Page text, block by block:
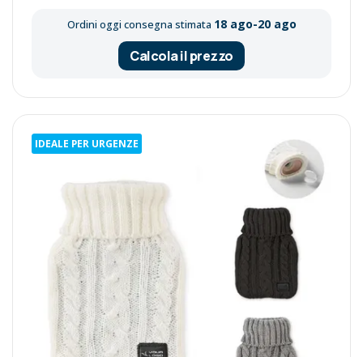
Ordini oggi consegna stimata 18 ago-20 ago
Calcola il prezzo
IDEALE PER URGENZE